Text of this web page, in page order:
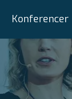
Konferencer